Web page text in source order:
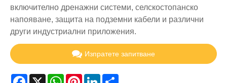
включително дренажни системи, селскостопанско
напояване, защита на подземни кабели и различни
други индустриални приложения.
Изпратете запитване
Facebook
X WhatsApp
PinterestLinkedIn